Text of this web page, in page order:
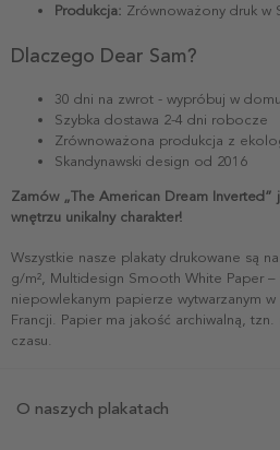
Produkcja: Zrównoważony druk w
Dlaczego Dear Sam?
30 dni na zwrot - wypróbuj w
Szybka dostawa 2-4 dni robocze
Zrównoważona produkcja z
Skandynawski design od 2016
Zamów „The American Dream
wnętrzu unikalny charakter!
Wszystkie nasze plakaty drukowane są
g/m², Multidesign Smooth White Paper
niepowlekanym papierze wytwarzanym
Francji. Papier ma jakość archiwalną, tzn.
czasu.
O naszych plakatach